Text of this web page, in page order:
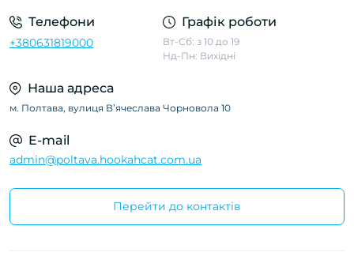
Телефони
+380631819000
Графік роботи
Вт-Сб: з 10 до 19
Нд-Пн: Вихідні
Наша адреса
м. Полтава, вулиця Вʼячеслава Чорновола 10
E-mail
admin@poltava.hookahcat.com.ua
Перейти до контактів